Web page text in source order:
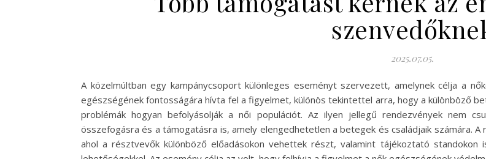
2025.07.05.
A közelmúltban egy kampánycsoport különleges eseményt szervezett, amelynek célja a
egészségének fontosságára hívta fel a figyelmet, különös tekintettel arra, hogy a különböző
problémák hogyan befolyásolják a női populációt. Az ilyen jellegű rendezvények nem
összefogásra és a támogatásra is, amely elengedhetetlen a betegek és családjaik számára.
ahol a résztvevők különböző előadásokon vehettek részt, valamint tájékoztató